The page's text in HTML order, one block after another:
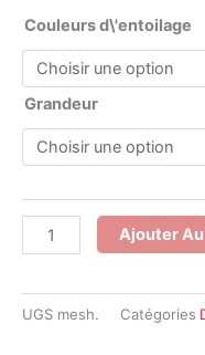
Couleurs d\'entoilage
Grandeur
quantité
de
Entoilage
Mesh
Invisible
Découpable
1.5
Ajouter
UGS mesh. Catégories